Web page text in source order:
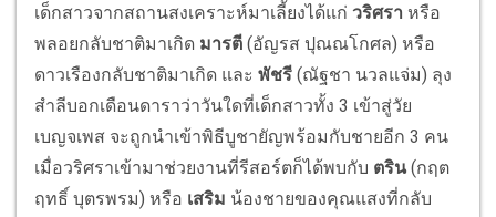
เด็กสาวจากสถานสงเคราะห์มาเลี้ยงได้แก่ วริศรา หรือ
พลอยกลับชาติมาเกิด มารตี (อัญรส ปุณณโกศล) หรือ
ดาวเรืองกลับชาติมาเกิด และ พัชรี (ณัฐชา นวลแจ่ม) ลุง
สำลีบอกเดือนดาราว่าวันใดที่เด็กสาวทั้ง 3 เข้าสู่วัย
เบญจเพส จะถูกนำเข้าพิธีบูชายัญพร้อมกับชายอีก 3 คน
เมื่อวริศราเข้ามาช่วยงานที่รีสอร์ตก็ได้พบกับ ตริน(กฤต
ฤทธิ์ บุตรพรม) หรือ เสริม น้องชายของคุณแสงที่กลับ